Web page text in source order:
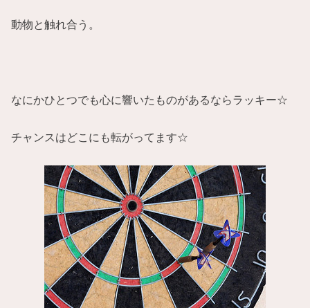
動物と触れ合う。
なにかひとつでも心に響いたものがあるならラッキー☆
チャンスはどこにも転がってます☆